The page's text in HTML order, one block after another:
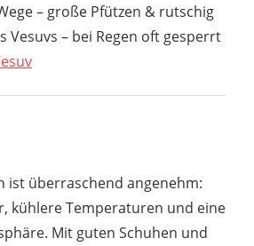
– große Pfützen & rutschig
Vesuvs – bei Regen oft gesperrt
ist überraschend angenehm:
kühlere Temperaturen und eine
Mit guten Schuhen und